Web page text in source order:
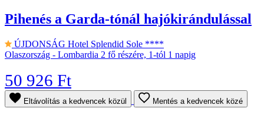
Pihenés a Garda-tónál hajókirándulással
ÚJDONSÁG Hotel Splendid Sole ****
Olaszország - Lombardia 2 fő részére, 1-tól 1 napig
50 926 Ft
Eltávolítás a kedvencek közül Mentés a kedvencek közé